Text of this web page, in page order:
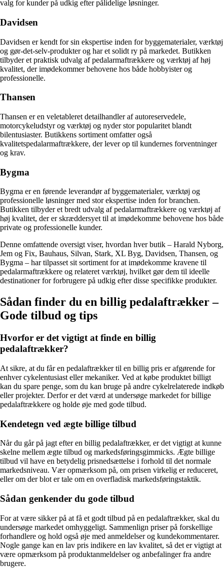
valg for kunder på udkig efter pålidelige løsninger.
Davidsen
Davidsen er kendt for sin ekspertise inden for byggematerialer, værktøj
og gør-det-selv-produkter og har et solidt ry på markedet. Butikken
tilbyder et praktisk udvalg af pedalarmaftrækkere og værktøj af høj
kvalitet, der imødekommer behovene hos både hobbyister og
professionelle.
Thansen
Thansen er en veletableret detailhandler af autoreservedele,
motorcykeludstyr og værktøj og nyder stor popularitet blandt
bilentusiaster. Butikkens sortiment omfatter også
kvalitetspedalarmaftrækkere, der lever op til kundernes forventninger
og krav.
Bygma
Bygma er en førende leverandør af byggematerialer, værktøj og
professionelle løsninger med stor ekspertise inden for branchen.
Butikken tilbyder et bredt udvalg af pedalarmaftrækkere og værktøj af
høj kvalitet, der er skræddersyet til at imødekomme behovene hos både
private og professionelle kunder.
Denne omfattende oversigt viser, hvordan hver butik – Harald Nyborg,
Jem og Fix, Bauhaus, Silvan, Stark, XL Byg, Davidsen, Thansen, og
Bygma – har tilpasset sit sortiment for at imødekomme kravene til
pedalarmaftrækkere og relateret værktøj, hvilket gør dem til ideelle
destinationer for forbrugere på udkig efter disse specifikke produkter.
Sådan finder du en billig pedalaftrækker –
Gode tilbud og tips
Hvorfor er det vigtigt at finde en billig
pedalaftrækker?
At sikre, at du får en pedalaftrækker til en billig pris er afgørende for
enhver cykelentusiast eller mekaniker. Ved at købe produktet billigt
kan du spare penge, som du kan bruge på andre cykelrelaterede indkøb
eller projekter. Derfor er det værd at undersøge markedet for billige
pedalaftrækkere og holde øje med gode tilbud.
Kendetegn ved ægte billige tilbud
Når du går på jagt efter en billig pedalaftrækker, er det vigtigt at kunne
skelne mellem ægte tilbud og markedsføringsgimmicks. Ægte billige
tilbud vil have en betydelig prisnedsættelse i forhold til det normale
markedsniveau. Vær opmærksom på, om prisen virkelig er reduceret,
eller om der blot er tale om en overfladisk markedsføringstaktik.
Sådan genkender du gode tilbud
For at være sikker på at få et godt tilbud på en pedalaftrækker, skal du
undersøge markedet omhyggeligt. Sammenlign priser på forskellige
forhandlere og hold også øje med anmeldelser og kundekommentarer.
Nogle gange kan en lav pris indikere en lav kvalitet, så det er vigtigt at
være opmærksom på produktanmeldelser og anbefalinger fra andre
brugere.